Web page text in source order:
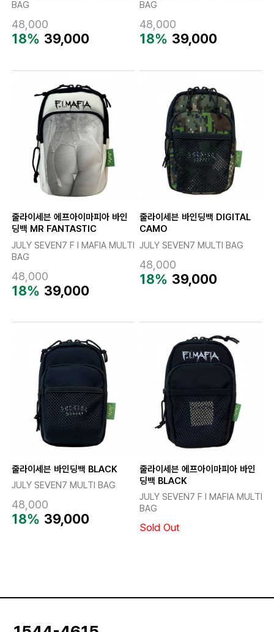
BAG
48,000
18% 39,000
BAG
48,000
18% 39,000
줄라이세븐 에프아이마피아 바인
딩백 MR FANTASTIC
JULY SEVEN7 F I MAFIA MULTI
BAG
48,000
18% 39,000
줄라이세븐 바인딩백 DIGITAL
CAMO
JULY SEVEN7 MULTI BAG
48,000
18% 39,000
줄라이세븐 바인딩백 BLACK
JULY SEVEN7 MULTI BAG
48,000
18% 39,000
줄라이세븐 에프아이마피아 바인
딩백 BLACK
JULY SEVEN7 F I MAFIA MULTI
BAG
Sold Out